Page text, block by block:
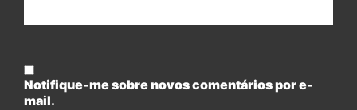
Notifique-me sobre novos comentários por e-
mail.